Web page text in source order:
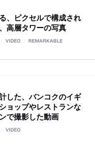
、ピクセルで構成され
高層タワーの写真
VIDEO REMARKABLE
した、バンコクのイギ
ョップやレストランな
で撮影した動画
VIDEO